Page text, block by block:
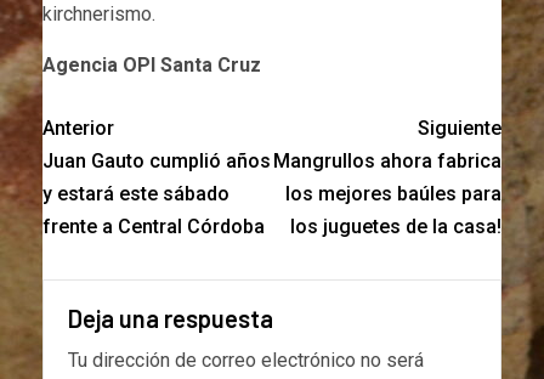
kirchnerismo.
Agencia OPI Santa Cruz
Anterior
Juan Gauto cumplió años
y estará este sábado
frente a Central Córdoba
Siguiente
Mangrullos ahora fabrica
los mejores baúles para
los juguetes de la casa!
Deja una respuesta
Tu dirección de correo electrónico no será